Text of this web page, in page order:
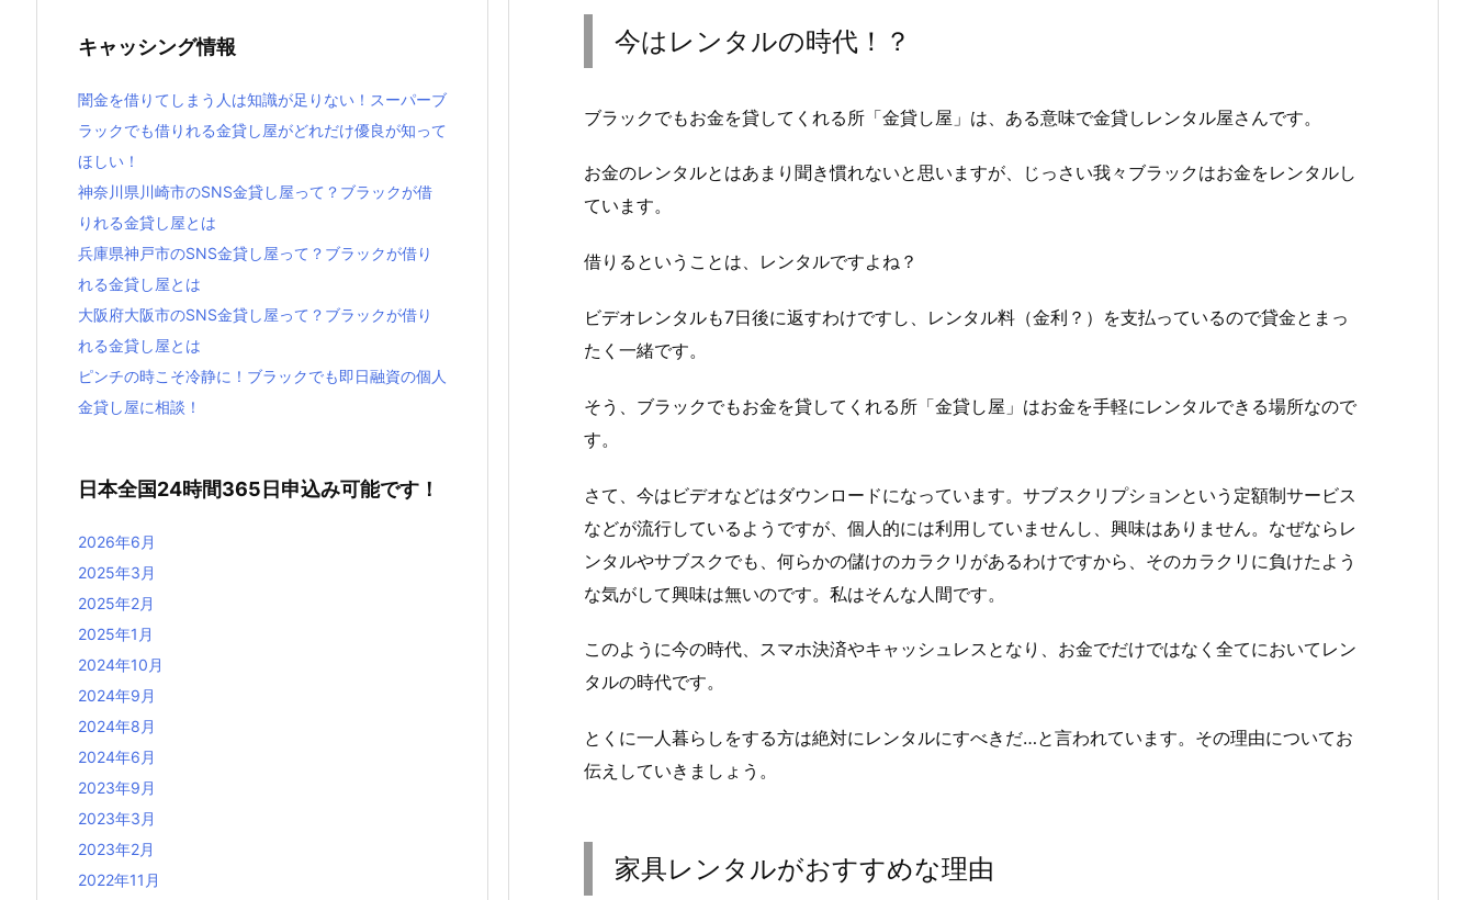
今はレンタルの時代！？
ブラックでもお金を貸してくれる所「金貸し屋」は、ある意味で金貸しレンタル屋さんです。
お金のレンタルとはあまり聞き慣れないと思いますが、じっさい我々ブラックはお金をレンタルし
ています。
借りるということは、レンタルですよね？
ビデオレンタルも7日後に返すわけですし、レンタル料（金利？）を支払っているので貸金とまっ
たく一緒です。
そう、ブラックでもお金を貸してくれる所「金貸し屋」はお金を手軽にレンタルできる場所なので
す。
さて、今はビデオなどはダウンロードになっています。サブスクリプションという定額制サービス
などが流行しているようですが、個人的には利用していませんし、興味はありません。なぜならレ
ンタルやサブスクでも、何らかの儲けのカラクリがあるわけですから、そのカラクリに負けたよう
な気がして興味は無いのです。私はそんな人間です。
このように今の時代、スマホ決済やキャッシュレスとなり、お金でだけではなく全てにおいてレン
タルの時代です。
とくに一人暮らしをする方は絶対にレンタルにすべきだ…と言われています。その理由についてお
伝えしていきましょう。
家具レンタルがおすすめな理由
キャッシング情報
闇金を借りてしまう人は知識が足りない！スーパーブ
ラックでも借りれる金貸し屋がどれだけ優良が知って
ほしい！
神奈川県川崎市のSNS金貸し屋って？ブラックが借
りれる金貸し屋とは
兵庫県神戸市のSNS金貸し屋って？ブラックが借り
れる金貸し屋とは
大阪府大阪市のSNS金貸し屋って？ブラックが借り
れる金貸し屋とは
ピンチの時こそ冷静に！ブラックでも即日融資の個人
金貸し屋に相談！
日本全国24時間365日申込み可能です！
2026年6月
2025年3月
2025年2月
2025年1月
2024年10月
2024年9月
2024年8月
2024年6月
2023年9月
2023年3月
2023年2月
2022年11月